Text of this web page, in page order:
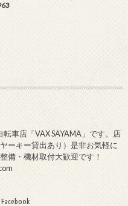
車店「VAX SAYAMA」です。店
ーキー貸出あり）是非お気軽に
備・機材取付大歓迎です！
Facebook